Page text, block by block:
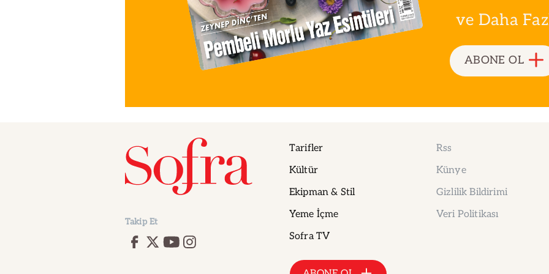
ve Daha
ABONE OL
Takip Et
Tarifler
Kültür
Ekipman & Stil
Yeme İçme
Sofra TV
Rss
Künye
Gizlilik Bildirimi
Veri Politikası